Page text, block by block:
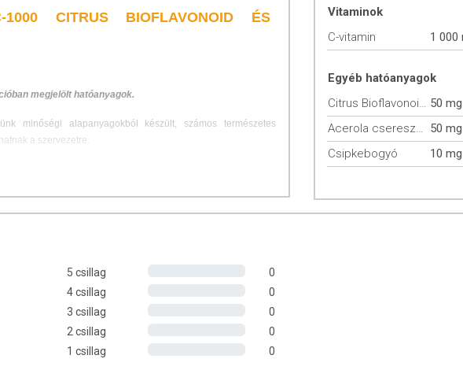
CITRUS BIOFLAVONOID ÉS
megjelölt hatóanyagok.
minőségi alapanyagokból készült, számos természetes
a szervezetre.
valamint acerolában és csipkebogyóban.
pótolni a C-vitamint, ez a készítmény ideális választás. Az
a C-vitamin ebben a formában hatékonyabban szívódik fel a
Vitaminok
C-vitamin
1 000
Egyéb hatóanyagok
Citrus Bioflavonoidok 50 mg
Acerola cseresznye 50 mg
Csipkebogyó
10 mg
5 csillag
0
4 csillag
0
3 csillag
0
2 csillag
0
1 csillag
0